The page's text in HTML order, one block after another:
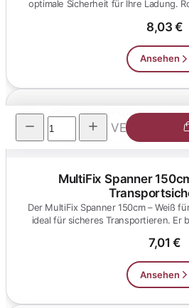
optimale Sicherheit für Ihre Ladung.
8,03 €
Ansehen
MultiFix Spanner
Der MultiFix Spanner 150cm – Weiß
ideal für sicheres Transportieren. Er
7,01 €
Ansehen
VE